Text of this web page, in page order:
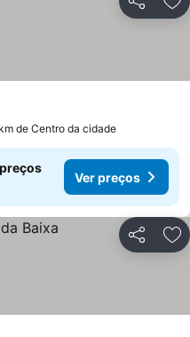
Partilhar
de Centro da cidade
Ver preços
Partilhar